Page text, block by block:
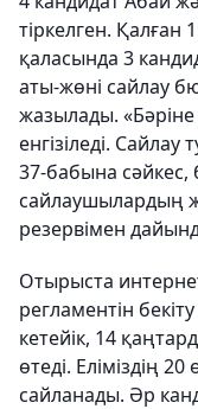
тіркелген.
қаласында 3
аты-жөні сайлау
жазылады.
енгізіледі.
37-бабына
сайлаушылардың
резервімен
Отырыста
регламентін
кетейік, 14
өтеді. Еліміздің 20
сайланады. Әр